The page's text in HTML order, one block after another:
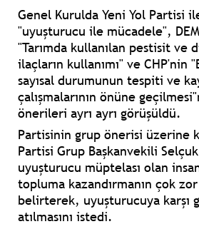
Genel Kurulda Yeni Yol Partisi
"uyuşturucu ile mücadele",
"Tarımda kullanılan pestisit ve
ilaçların kullanımı" ve CHP'nin
sayısal durumunun tespiti ve
çalışmalarının önüne
önerileri ayrı ayrı görüşüldü.
Partisinin grup önerisi üzerine
Partisi Grup Başkanvekili
uyuşturucu müptelası olan
topluma kazandırmanın çok
belirterek, uyuşturucuya karşı
atılmasını istedi.